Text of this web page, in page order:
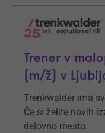
Trener v
(m/ž) v
Trenkwalder ima
Če si želite novih
delovno mesto.